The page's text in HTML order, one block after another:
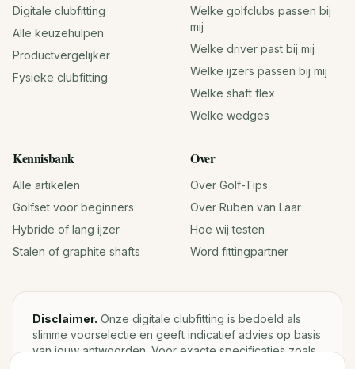
Digitale clubfitting
Alle keuzehulpen
Productvergelijker
Fysieke clubfitting
Welke golfclubs passen bij
mij
Welke driver past bij mij
Welke ijzers passen bij mij
Welke shaft flex
Welke wedges
Kennisbank
Alle artikelen
Golfset voor beginners
Hybride of lang ijzer
Stalen of graphite shafts
Over
Over Golf-Tips
Over Ruben van Laar
Hoe wij testen
Word fittingpartner
Disclaimer. Onze digitale clubfitting is bedoeld als
slimme voorselectie en geeft indicatief advies op basis
van jouw antwoorden. Voor exacte specificaties zoals